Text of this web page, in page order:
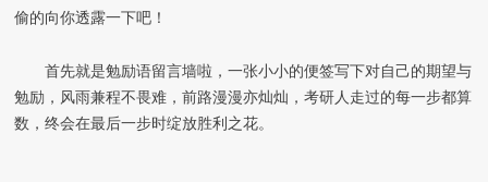
偷的向你透露一下吧！
首先就是勉励语留言墙啦，一张小小的便签写下对自己的期望与
勉励，风雨兼程不畏难，前路漫漫亦灿灿，考研人走过的每一步都算
数，终会在最后一步时绽放胜利之花。